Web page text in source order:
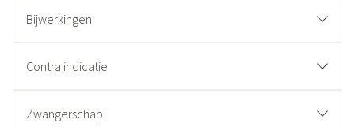
Bijwerkingen
Contra indicatie
Zwangerschap